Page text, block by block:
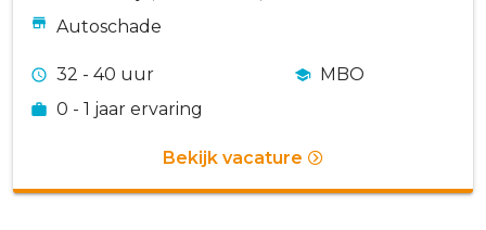
Autoschade
32 - 40 uur
MBO
0 - 1 jaar ervaring
Bekijk vacature